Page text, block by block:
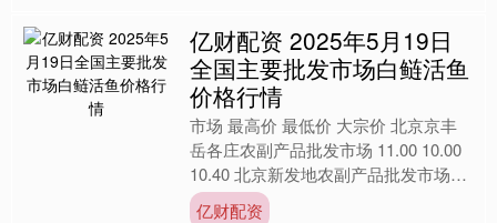
亿财配资 2025年5月19日
全国主要批发市场白鲢活鱼
价格行情
市场 最高价 最低价 大宗价 北京京丰
岳各庄农副产品批发市场 11.00 10.00
10.40 北京新发地农副产品批发市场信
息中心 10.00 9.00 9.....
亿财配资